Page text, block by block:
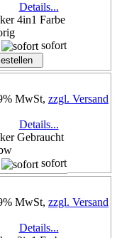
Details...
4in1 Farbe
sofort
MwSt, zzgl. Versand
Details...
Gebraucht
sofort
MwSt, zzgl. Versand
Details...